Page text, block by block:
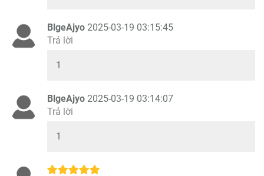
BlgeAjyo 2025-03-19 03:15:45
Trả lời
1
BlgeAjyo 2025-03-19 03:14:07
Trả lời
1